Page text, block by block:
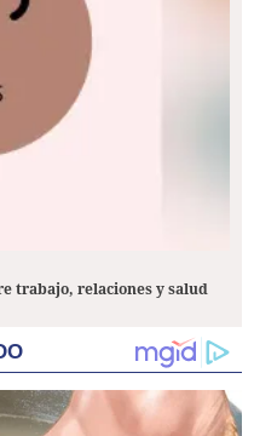
trabajo, relaciones y salud